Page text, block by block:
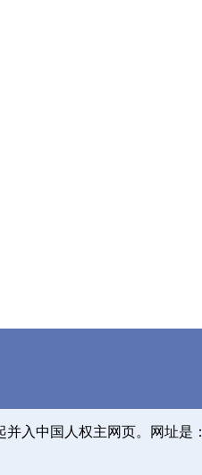
入中国人权主网页。网址是：